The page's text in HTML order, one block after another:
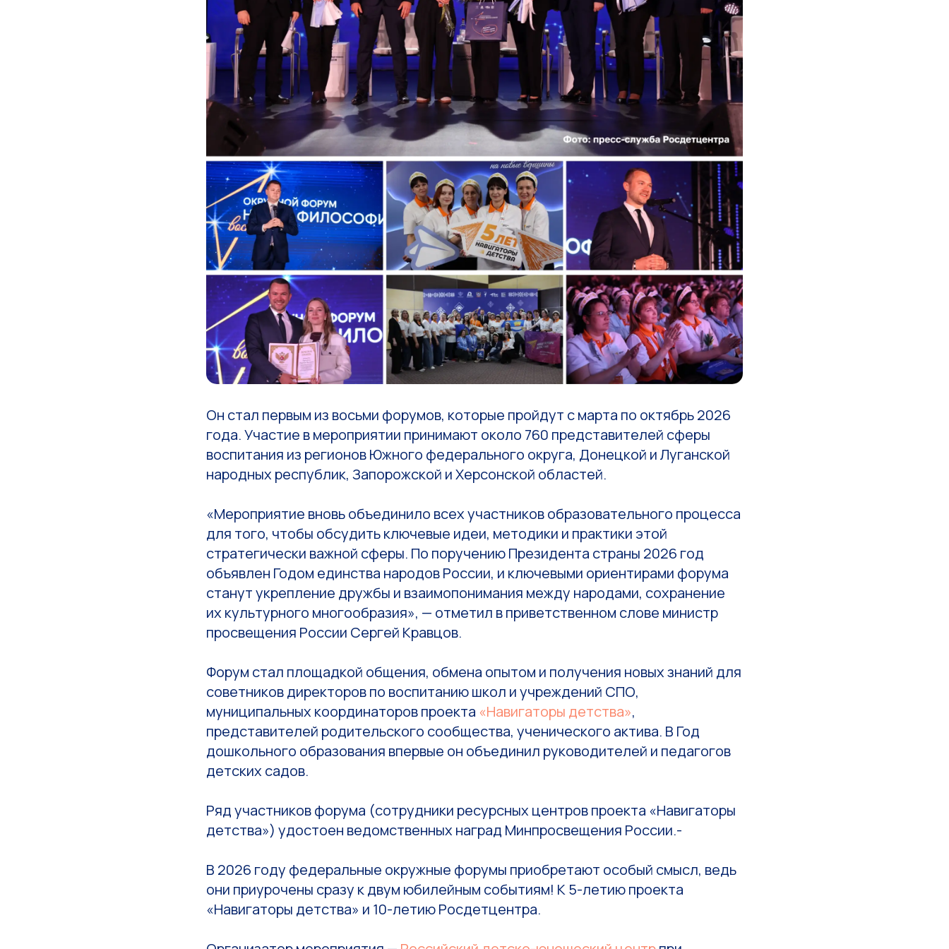
Он стал первым из восьми форумов, которые пройдут с марта по октябрь 2026
года. Участие в мероприятии принимают около 760 представителей сферы
воспитания из регионов Южного федерального округа, Донецкой и Луганской
народных республик, Запорожской и Херсонской областей.
«Мероприятие вновь объединило всех участников образовательного процесса
для того, чтобы обсудить ключевые идеи, методики и практики этой
стратегически важной сферы. По поручению Президента страны 2026 год
объявлен Годом единства народов России, и ключевыми ориентирами форума
станут укрепление дружбы и взаимопонимания между народами, сохранение
их культурного многообразия», — отметил в приветственном слове министр
просвещения России Сергей Кравцов.
Форум стал площадкой общения, обмена опытом и получения новых знаний для
советников директоров по воспитанию школ и учреждений СПО,
муниципальных координаторов проекта «Навигаторы детства»,
представителей родительского сообщества, ученического актива. В Год
дошкольного образования впервые он объединил руководителей и педагогов
детских садов.
Ряд участников форума (сотрудники ресурсных центров проекта «Навигаторы
детства») удостоен ведомственных наград Минпросвещения России.-
В 2026 году федеральные окружные форумы приобретают особый смысл, ведь
они приурочены сразу к двум юбилейным событиям! К 5-летию проекта
«Навигаторы детства» и 10-летию Росдетцентра.